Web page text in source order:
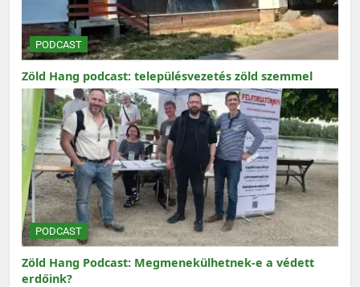
PODCAST
Zöld Hang podcast: településvezetés zöld szemmel
PODCAST
Zöld Hang Podcast: Megmenekülhetnek-e a védett
erdőink?